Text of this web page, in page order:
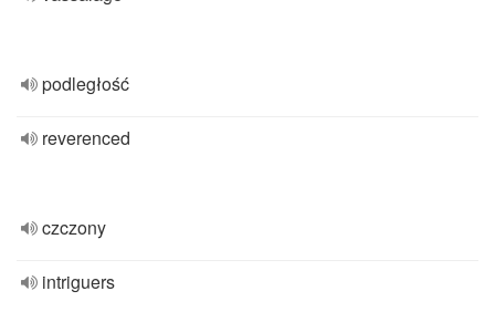
podległość
reverenced
czczony
intriguers